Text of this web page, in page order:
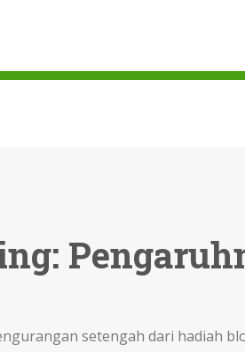
setengah dari hadiah